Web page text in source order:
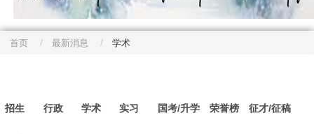
首页 最新消息 学术
招生 行政 学术 实习 国考/升学 荣誉榜 征才/征稿